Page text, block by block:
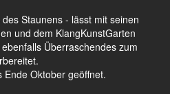
Staunens - lässt mit seinen
und dem KlangKunstGarten
Überraschendes zum
Ende Oktober geöffnet.